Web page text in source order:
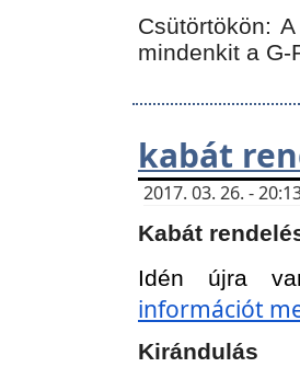
Csütörtökön:A
mindenkit a G-
kabát
2017. 03. 26. -
Kabát
Idén újra
információt
Kirándulás